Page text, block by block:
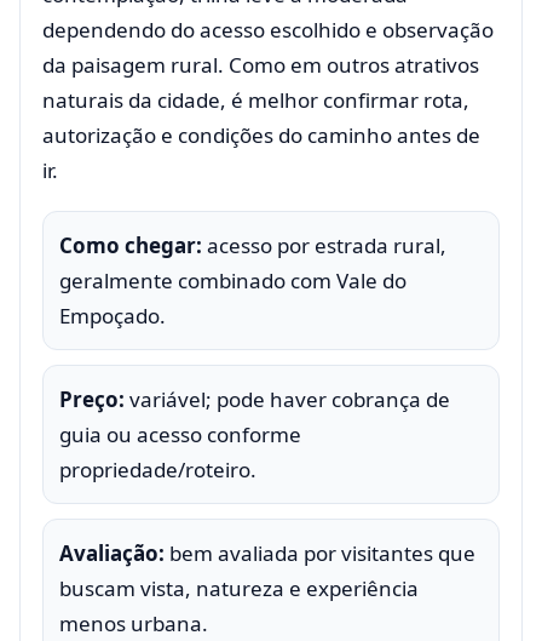
dependendo do acesso escolhido e observação
da paisagem rural. Como em outros atrativos
naturais da cidade, é melhor confirmar rota,
autorização e condições do caminho antes de
ir.
Como chegar: acesso por estrada rural,
geralmente combinado com Vale do
Empoçado.
Preço: variável; pode haver cobrança de
guia ou acesso conforme
propriedade/roteiro.
Avaliação: bem avaliada por visitantes que
buscam vista, natureza e experiência
menos urbana.